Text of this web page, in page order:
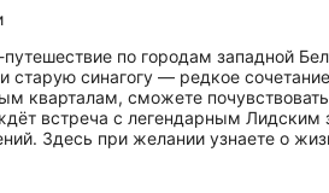
по городам западной
старую синагогу — редкое
кварталам, сможете
встреча с легендарным
Здесь при желании узнаете о